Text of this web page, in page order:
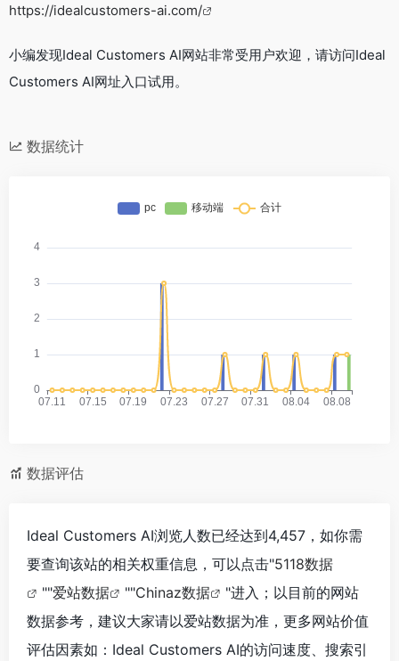
https://idealcustomers-ai.com/
小编发现Ideal Customers AI网站非常受用户欢迎，请访问Ideal
Customers AI网址入口试用。
数据统计
数据评估
Ideal Customers AI浏览人数已经达到4,457，如你需
要查询该站的相关权重信息，可以点击"5118数据
""爱站数据 ""Chinaz数据
"进入；以目前的网站
数据参考，建议大家请以爱站数据为准，更多网站价值
评估因素如：Ideal Customers AI的访问速度、搜索引